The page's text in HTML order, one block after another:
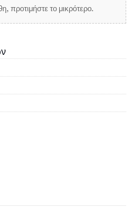
προτιμήστε το μικρότερο.